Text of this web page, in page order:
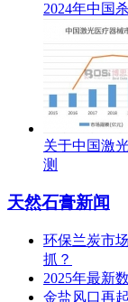
2024年中国
关于中国激
测
天然石膏新闻
环保兰炭市
抓？
2025年最新
金盐风口再